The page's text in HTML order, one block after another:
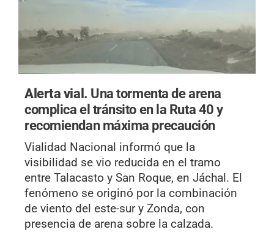
Alerta vial. Una tormenta de arena
complica el tránsito en la Ruta 40 y
recomiendan máxima precaución
Vialidad Nacional informó que la
visibilidad se vio reducida en el tramo
entre Talacasto y San Roque, en Jáchal. El
fenómeno se originó por la combinación
de viento del este-sur y Zonda, con
presencia de arena sobre la calzada.